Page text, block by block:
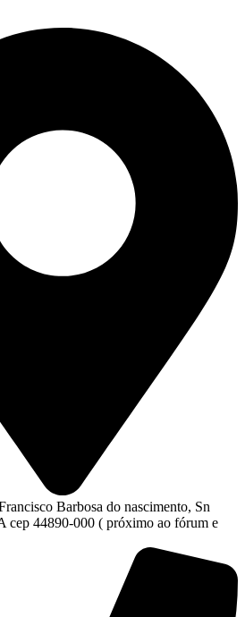
Barbosa do nascimento, Sn
cep 44890-000 ( próximo ao fórum e